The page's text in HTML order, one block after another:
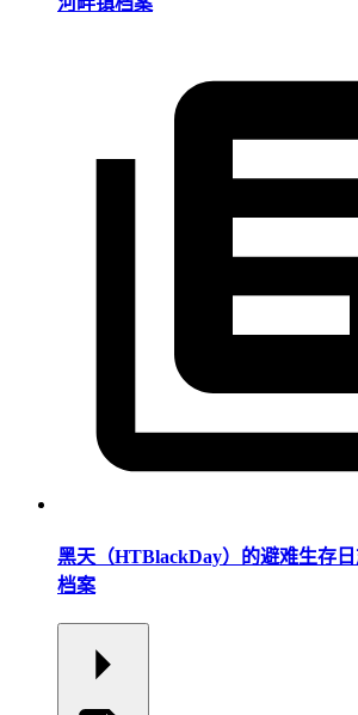
黑天（HTBlackDay）的避难生存
档案